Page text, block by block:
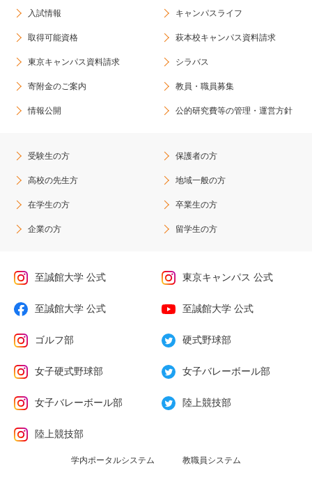
入試情報 キャンパスライフ
取得可能資格 萩本校キャンパス資料請求
東京キャンパス資料請求 シラバス
寄附金のご案内 教員・職員募集
情報公開 公的研究費等の管理・運営方針
受験生の方 保護者の方
高校の先生方 地域一般の方
在学生の方 卒業生の方
企業の方 留学生の方
至誠館大学 公式 東京キャンパス 公式
至誠館大学 公式 至誠館大学 公式
ゴルフ部 硬式野球部
女子硬式野球部 女子バレーボール部
女子バレーボール部 陸上競技部
陸上競技部
学内ポータルシステム 教職員システム